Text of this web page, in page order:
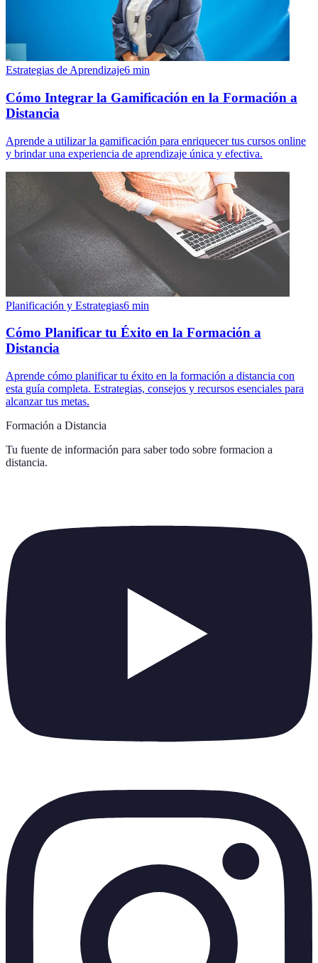
Estrategias de Aprendizaje6 min
Cómo Integrar la Gamificación en la Formación a
Distancia
Aprende a utilizar la gamificación para enriquecer tus cursos online
y brindar una experiencia de aprendizaje única y efectiva.
Planificación y Estrategias6 min
Cómo Planificar tu Éxito en la Formación a
Distancia
Aprende cómo planificar tu éxito en la formación a distancia con
esta guía completa. Estrategias, consejos y recursos esenciales para
alcanzar tus metas.
Formación a Distancia
Tu fuente de información para saber todo sobre formacion a
distancia.